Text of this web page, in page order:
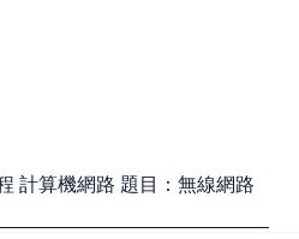
計算機網路 題目：無線網路